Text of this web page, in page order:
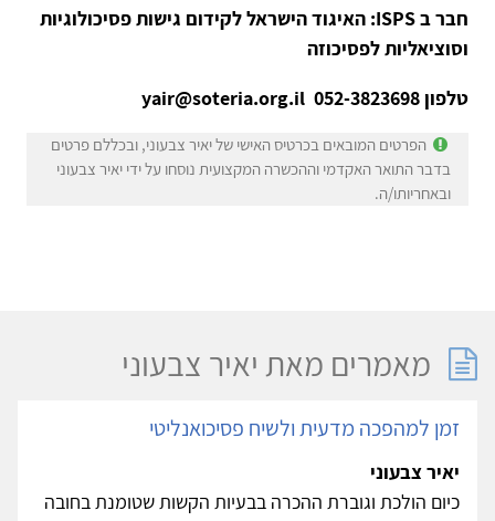
חבר ב ISPS: האיגוד הישראל לקידום גישות פסיכולוגיות
וסוציאליות לפסיכוזה
טלפון 052-3823698 yair@soteria.org.il
הפרטים המובאים בכרטיס האישי של יאיר צבעוני, ובכללם פרטים
בדבר התואר האקדמי וההכשרה המקצועית נוסחו על ידי יאיר צבעוני
ובאחריותו/ה.
מאמרים מאת יאיר צבעוני
זמן למהפכה מדעית ולשיח פסיכואנליטי
יאיר צבעוני
כיום הולכת וגוברת ההכרה בבעיות הקשות שטומנת בחובה